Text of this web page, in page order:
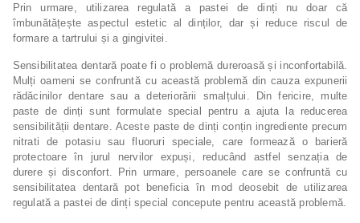
Prin urmare, utilizarea regulată a pastei de dinți nu doar că
îmbunătățește aspectul estetic al dinților, dar și reduce riscul de
formare a tartrului și a gingivitei.
Sensibilitatea dentară poate fi o problemă dureroasă și inconfortabilă.
Mulți oameni se confruntă cu această problemă din cauza expunerii
rădăcinilor dentare sau a deteriorării smalțului. Din fericire, multe
paste de dinți sunt formulate special pentru a ajuta la reducerea
sensibilității dentare. Aceste paste de dinți conțin ingrediente precum
nitrati de potasiu sau fluoruri speciale, care formează o barieră
protectoare în jurul nervilor expuși, reducând astfel senzația de
durere și disconfort. Prin urmare, persoanele care se confruntă cu
sensibilitatea dentară pot beneficia în mod deosebit de utilizarea
regulată a pastei de dinți special concepute pentru această problemă.